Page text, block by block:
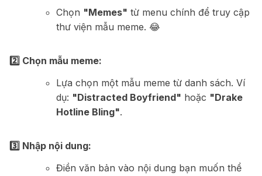
Chọn "Memes" từ menu chính để truy cập
thư viện mẫu meme. 😂
2️⃣ Chọn mẫu meme:
Lựa chọn một mẫu meme từ danh sách. Ví
dụ: "Distracted Boyfriend" hoặc "Drake
Hotline Bling".
3️⃣ Nhập nội dung:
Điền văn bản vào nội dung bạn muốn thể